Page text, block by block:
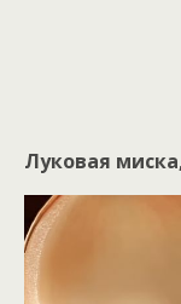
Луковая